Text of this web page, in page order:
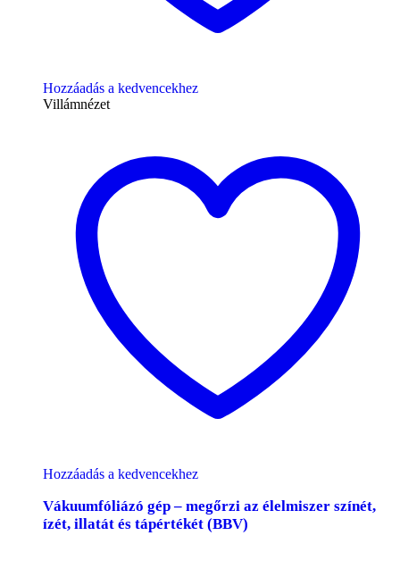
Hozzáadás a kedvencekhez
Villámnézet
Hozzáadás a kedvencekhez
Vákuumfóliázó gép – megőrzi az élelmiszer színét,
ízét, illatát és tápértékét (BBV)